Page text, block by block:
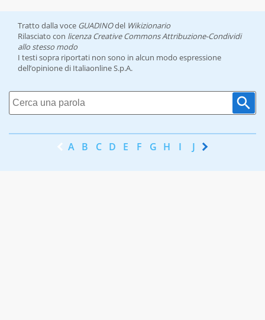
Tratto dalla voce GUADINOdel Wikizionario
Rilasciato con licenza Creative Commons Attribuzione-Condividi
allo stesso modo
I testi sopra riportati non sono in alcun modo espressione
dell’opinione di Italiaonline S.p.A.
A B C D E F G H I J K